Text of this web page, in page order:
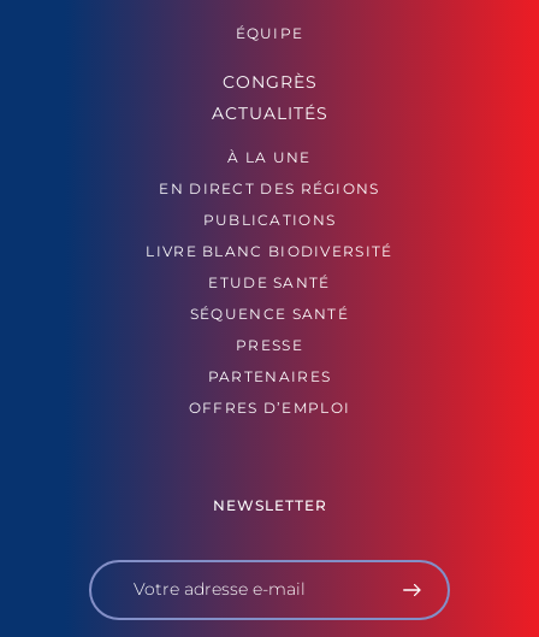
ÉQUIPE
CONGRÈS
ACTUALITÉS
À LA UNE
EN DIRECT DES RÉGIONS
PUBLICATIONS
LIVRE BLANC BIODIVERSITÉ
ETUDE SANTÉ
SÉQUENCE SANTÉ
PRESSE
PARTENAIRES
OFFRES D’EMPLOI
NEWSLETTER